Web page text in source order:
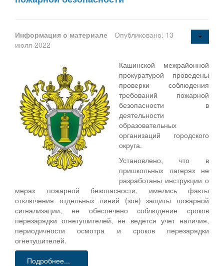
Информация о материале
Опубликовано: 13
июля 2022
Кашинской межрайонной
прокуратурой проведены
проверки соблюдения
требований пожарной
безопасности в
деятельности
образовательных
организаций городского
округа.
Установлено, что в
пришкольных лагерях не
разработаны инструкции о
мерах пожарной безопасности, имелись факты
отключения отдельных линий (зон) защиты пожарной
сигнализации, не обеспечено соблюдение сроков
перезарядки огнетушителей, не ведется учет наличия,
периодичности осмотра и сроков перезарядки
огнетушителей.
Подробнее...